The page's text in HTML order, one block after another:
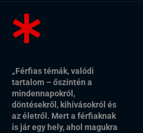
„Férfias témák, valódi
tartalom – őszintén a
mindennapokról,
döntésekről, kihívásokról és
az életről. Mert a férfiaknak
is jár egy hely, ahol magukra